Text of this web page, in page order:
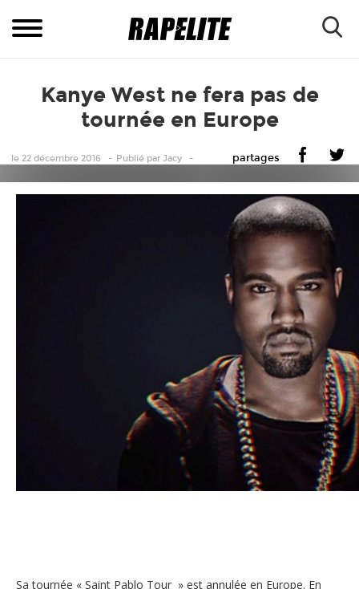
Kanye West ne fera pas de
tournée en Europe
le 22 décembre 2016 Publiépar Jacy partages
Sa tournée « Saint Pablo Tour » est annulée en Europe. En